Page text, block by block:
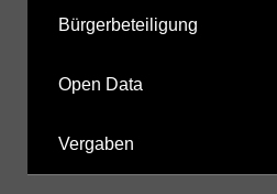
Bürgerbeteiligung
Open Data
Vergaben